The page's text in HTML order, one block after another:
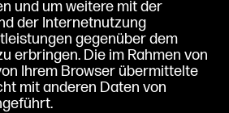
und um weitere mit der
der Internetnutzung
gegenüber dem
erbringen. Die im Rahmen von
Ihrem Browser übermittelte
mit anderen Daten von